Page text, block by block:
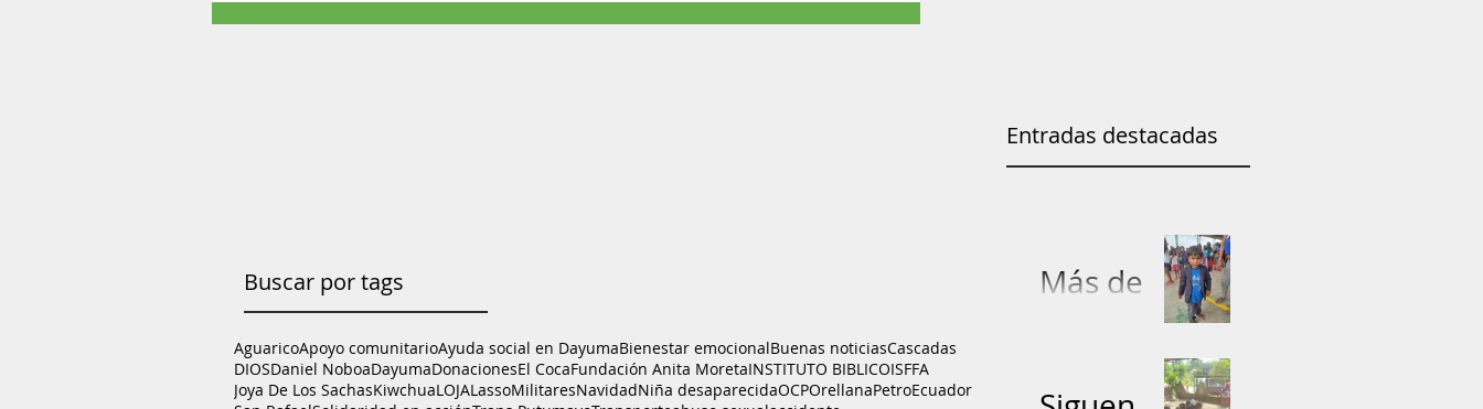
Buscar por tags
AguaricoApoyo comunitarioAyuda social en DayumaBienestar emocionalBuenas noticiasCascadas
DIOSDaniel NoboaDayumaDonacionesEl CocaFundación Anita MoretaINSTITUTO BIBLICOISFFA
Joya De Los SachasKiwchuaLOJALassoMilitaresNavidadNiña desaparecidaOCPOrellanaPetroEcuador
Entradas destacadas
Más de